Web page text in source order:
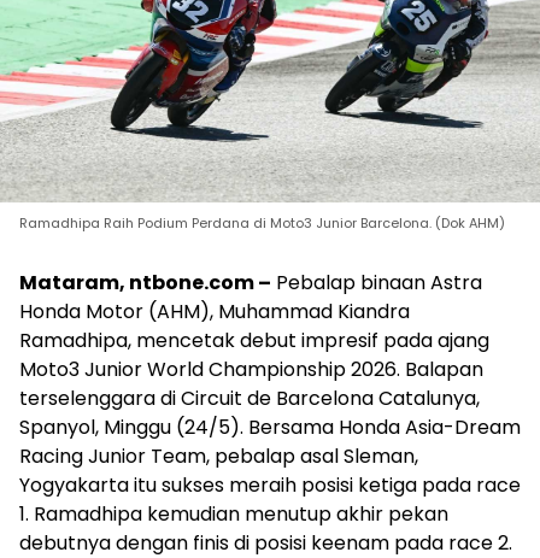
Ramadhipa Raih Podium Perdana di Moto3 Junior Barcelona. (Dok AHM)
Mataram, ntbone.com – Pebalap binaan Astra
Honda Motor (AHM), Muhammad Kiandra
Ramadhipa, mencetak debut impresif pada ajang
Moto3 Junior World Championship 2026. Balapan
terselenggara di Circuit de Barcelona Catalunya,
Spanyol, Minggu (24/5). Bersama Honda Asia-Dream
Racing Junior Team, pebalap asal Sleman,
Yogyakarta itu sukses meraih posisi ketiga pada race
1. Ramadhipa kemudian menutup akhir pekan
debutnya dengan finis di posisi keenam pada race 2.